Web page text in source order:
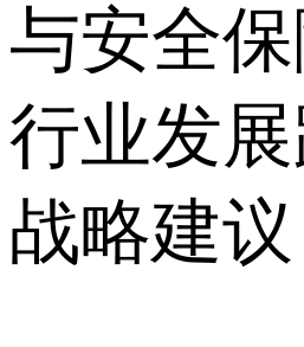
与安全保
行业发
战略建议